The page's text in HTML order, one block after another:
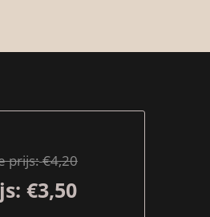
prijs:€4,20
€3,50